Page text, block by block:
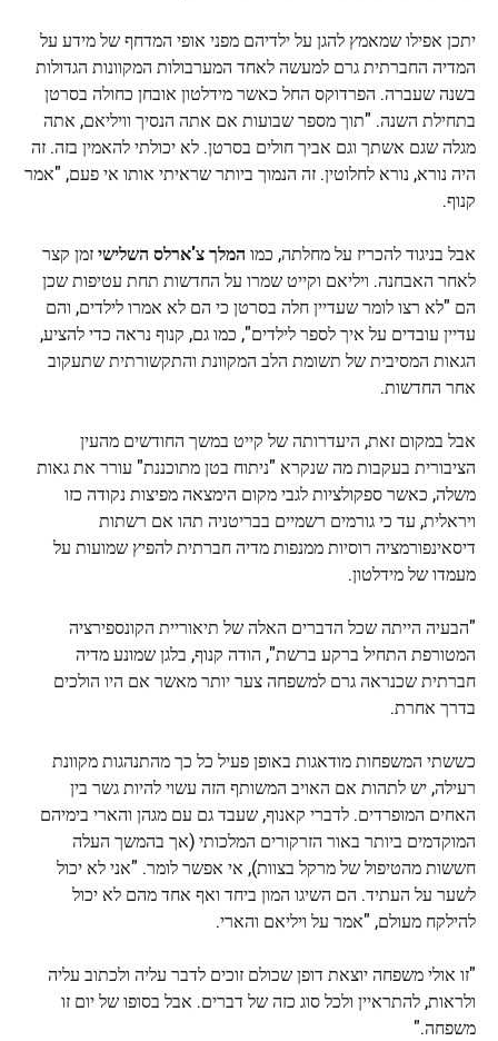
יתכן אפילו שמאמץ להגן על ילדיהם מפני אופי המדחף של מידע על
המדיה החברתית גרם למעשה לאחד המערבולות המקוונות הגדולות
בשנה שעברה. הפרדוקס החל כאשר מידלטון אובחן כחולה בסרטן
בתחילת השנה. "תוך מספר שבועות אם אתה הנסיך וויליאם, אתה
מגלה שגם אשתך וגם אביך חולים בסרטן. לא יכולתי להאמין בזה. זה
היה נורא, נורא לחלוטין. זה הנמוך ביותר שראיתי אותו אי פעם, "אמר
קנוף.
אבל בניגוד להכריז על מחלתה, כמו המלך צ'ארלס השלישיזמן קצר
לאחר האבחנה. ויליאם וקייט שמרו על החדשות תחת עטיפות שכן
הם "לא רצו לומר שעדיין חלה בסרטן כי הם לא אמרו לילדים, והם
עדיין עובדים על איך לספר לילדים", כמו גם, קנוף נראה כדי להציע,
הגאות המסיבית של תשומת הלב המקוונת והתקשורתית שתעקוב
אחר החדשות.
אבל במקום זאת, היעדרותה של קייט במשך החודשים מהעין
הציבורית בעקבות מה שנקרא "ניתוח בטן מתוכננת" עורר את גאות
משלה, כאשר ספקולציות לגבי מקום הימצאה מפיצות נקודה כזו
ויראלית, עד כי גורמים רשמיים בבריטניה תהו אם רשתות
דיסאינפורמציה רוסיות ממנפות מדיה חברתית להפיץ שמועות על
מעמדו של מידלטון.
"הבעיה הייתה שכל הדברים האלה של תיאוריית הקונספירציה
המטורפת התחיל ברקע ברשת", הודה קנוף, בלגן שמונע מדיה
חברתית שכנראה גרם למשפחה צער יותר מאשר אם היו הולכים
בדרך אחרת.
כששתי המשפחות מודאגות באופן פעיל כל כך מהתנהגות מקוונת
רעילה, יש לתהות אם האויב המשותף הזה עשוי להיות גשר בין
האחים המופרדים. לדברי קאנוף, שעבד גם עם מגהן והארי בימיהם
המוקדמים ביותר באור הזרקורים המלכותי (אך בהמשך העלה
חששות מהטיפול של מרקל בצוות), אי אפשר לומר. "אני לא יכול
לשער על העתיד. הם השיגו המון ביחד ואף אחד מהם לא יכול
להילקח מעולם, "אמר על ויליאם והארי.
"זו אולי משפחה יוצאת דופן שכולם זוכים לדבר עליה ולכתוב עליה
ולראות, להתראיין ולכל סוג כזה של דברים. אבל בסופו של יום זו
משפחה."